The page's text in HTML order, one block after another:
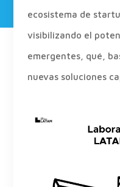
ecosistema de
visibilizando el
emergentes, qué,
nuevas soluciones